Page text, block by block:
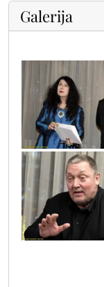
Galerija
vic2247
vic2299